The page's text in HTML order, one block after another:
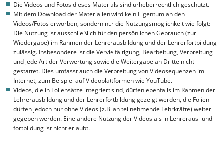
Die Videos und Fotos dieses Materials sind urheberrechtlich geschützt.
Mit dem Download der Materialien wird kein Eigentum an den
Videos/Fotos erworben, sondern nur die Nutzungsmöglichkeit wie folgt:
Die Nutzung ist ausschließlich für den persönlichen Gebrauch (zur
Wiedergabe) im Rahmen der Lehrerausbildung und der Lehrerfortbildung
zulässig. Insbesondere ist die Vervielfältigung, Bearbeitung, Verbreitung
und jede Art der Verwertung sowie die Weitergabe an Dritte nicht
gestattet. Dies umfasst auch die Verbreitung von Videosequenzen im
Internet, zum Beispiel auf Videoplattformen wie YouTube.
Videos, die in Foliensätze integriert sind, dürfen ebenfalls im Rahmen der
Lehrerausbildung und der Lehrerfortbildung gezeigt werden, die Folien
dürfen jedoch nur ohne Videos (z.B. an teilnehmende Lehrkräfte) weiter
gegeben werden. Eine andere Nutzung der Videos als in Lehreraus- und -
fortbildung ist nicht erlaubt.